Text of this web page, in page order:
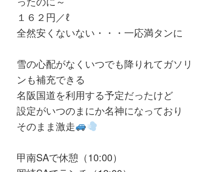
１６２円／ℓ
全然安くないない・・・一応満タンに
雪の心配がなくいつでも降りれてガソリ
ンも補充できる
名阪国道を利用する予定だったけど
設定がいつのまにか名神になっており
そのまま激走
甲南SAで休憩（10:00）